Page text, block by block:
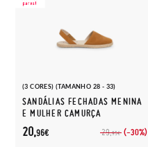
(3 CORES) (TAMANHO 28 - 33)
SANDÁLIAS FECHADAS MENINA
E MULHER CAMURÇA
29,95€ (-30%)
20,96€